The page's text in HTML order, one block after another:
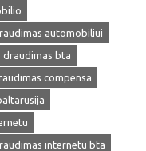
automobiliui
draudimas bta
compensa
internetu bta